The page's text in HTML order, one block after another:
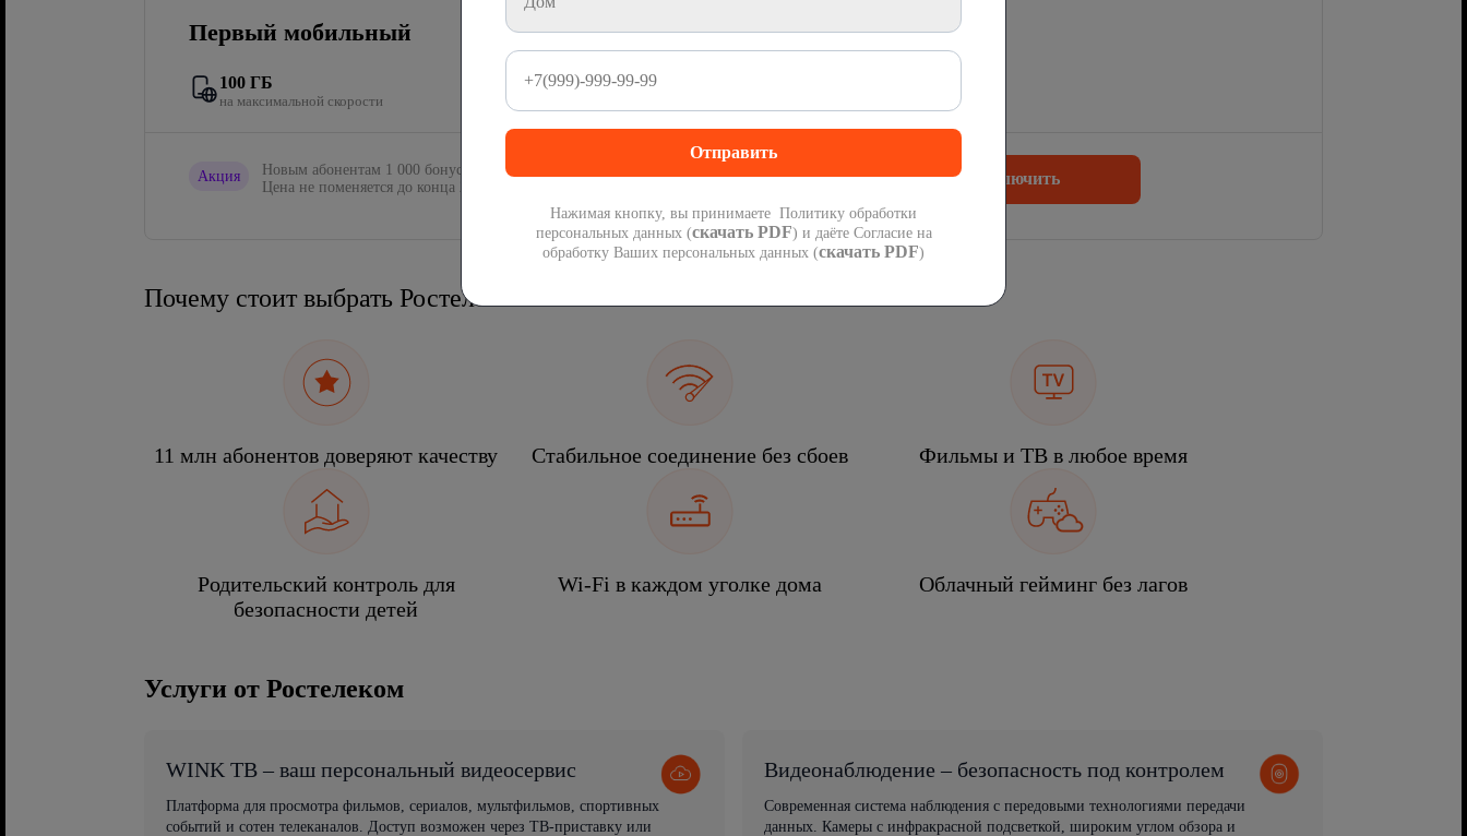
Первый мобильный
100 ГБ
на максимальной скорости
1 000 минут
на номера России
Акция
Новым абонентам 1 000 бонусов в подарок при переходе со своим номером.
Цена не поменяется до конца 2027 года!
300 Подключить
Почему стоит выбрать Ростелеком
11 млн абонентов доверяют качеству Стабильное соединение без сбоев Фильмы и ТВ в любое время
Родительский контроль для
безопасности детей
Wi-Fi в каждом уголке дома Облачный гейминг без лагов
Услуги от Ростелеком
WINK ТВ – ваш персональный видеосервис
Платформа для просмотра фильмов, сериалов, мультфильмов, спортивных
событий и сотен телеканалов. Доступ возможен через ТВ-приставку или
Видеонаблюдение – безопасность под контролем
Современная система наблюдения с передовыми технологиями передачи
данных. Камеры с инфракрасной подсветкой, широким углом обзора и
Нажимая кнопку, вы принимаете Политику обработки
персональных данных (скачать PDF) и даёте Согласие на
обработку Ваших персональных данных (скачать PDF)